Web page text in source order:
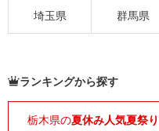
埼玉県 群馬県
ランキングから探す
栃木県の夏休み人気夏祭り